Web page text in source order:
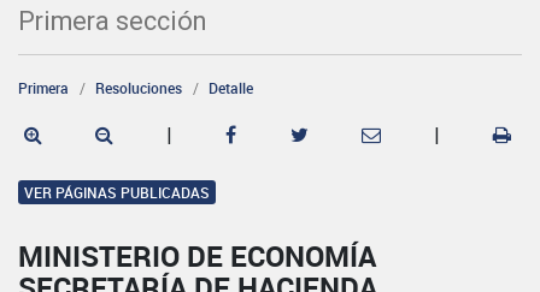
Primera sección
Primera Resoluciones Detalle
| |
VER PÁGINAS PUBLICADAS
MINISTERIO DE ECONOMÍA